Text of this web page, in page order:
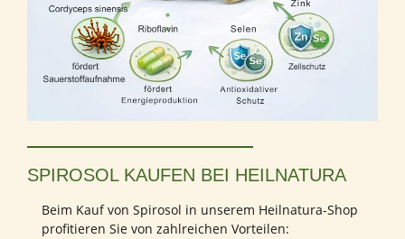
SPIROSOL KAUFEN BEI HEILNATURA
Beim Kauf von Spirosol in unserem Heilnatura-Shop
profitieren Sie von zahlreichen Vorteilen: